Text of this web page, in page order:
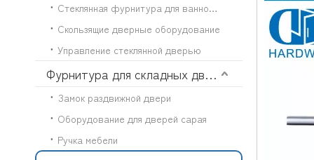
Стеклянная фурнитура для ванной комнаты
Скользящие дверные оборудование
Управление стеклянной дверью
Фурнитура для складных дверей
Замок раздвижной двери
Оборудование для дверей сарая
Ручка мебели